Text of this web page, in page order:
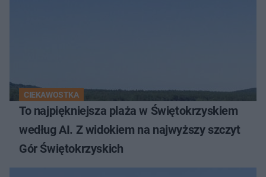
CIEKAWOSTKA
To najpiękniejsza plaża w Świętokrzyskiem
według AI. Z widokiem na najwyższy szczyt
Gór Świętokrzyskich